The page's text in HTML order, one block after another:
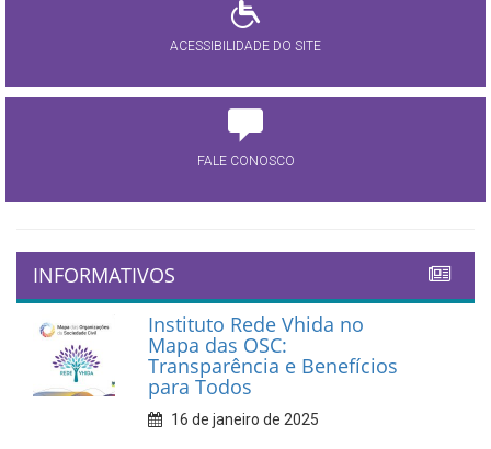
ACESSIBILIDADE DO SITE
FALE CONOSCO
INFORMATIVOS
Instituto Rede Vhida no
Mapa das OSC:
Transparência e Benefícios
para Todos
16 de janeiro de 2025